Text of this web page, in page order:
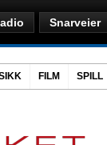
Snarveier
FILM SPILL